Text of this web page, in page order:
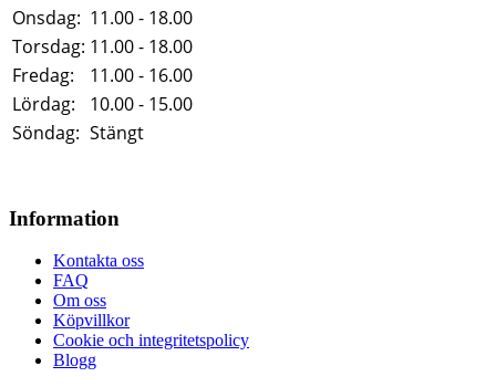
Onsdag: 11.00 - 18.00
Torsdag: 11.00 - 18.00
Fredag:
11.00 - 16.00
Lördag:
10.00 - 15.00
Söndag: Stängt
Information
Kontakta oss
FAQ
Om oss
Köpvillkor
Cookie och integritetspolicy
Blogg